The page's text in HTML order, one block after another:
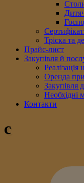
Тріска та
Прайс-лист
Закупівля й
Реалізація
Оренда
Закупівля
Необхідні
Контакти
c